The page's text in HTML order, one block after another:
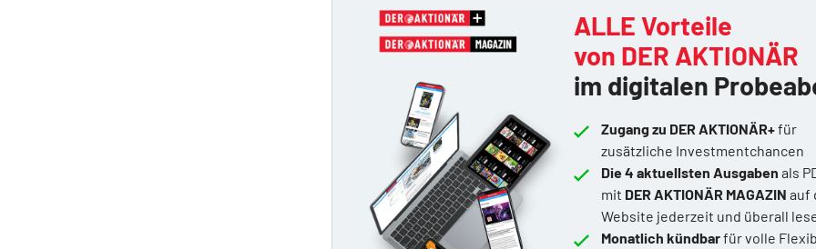
ALLE Vorteile
von DER AKTIONÄR
im digitalen
Zugang zu DER AKTIONÄR+für
zusätzliche Investmentchancen
Die 4 aktuellsten Ausgaben als
mit DER AKTIONÄR MAGAZIN auf
Website jederzeit und überall
Monatlich kündbarfür volle